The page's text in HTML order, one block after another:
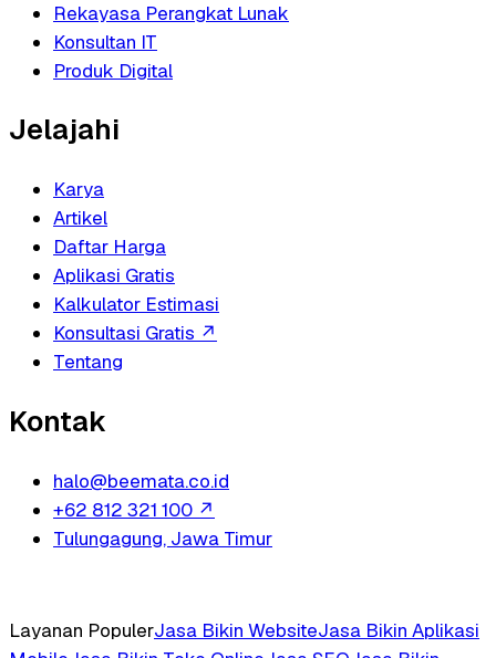
Rekayasa Perangkat Lunak
Konsultan IT
Produk Digital
Jelajahi
Karya
Artikel
Daftar Harga
Aplikasi Gratis
Kalkulator Estimasi
Konsultasi Gratis ↗
Tentang
Kontak
halo@beemata.co.id
+62 812 321 100 ↗
Tulungagung, Jawa Timur
Layanan PopulerJasa Bikin WebsiteJasa Bikin Aplikasi